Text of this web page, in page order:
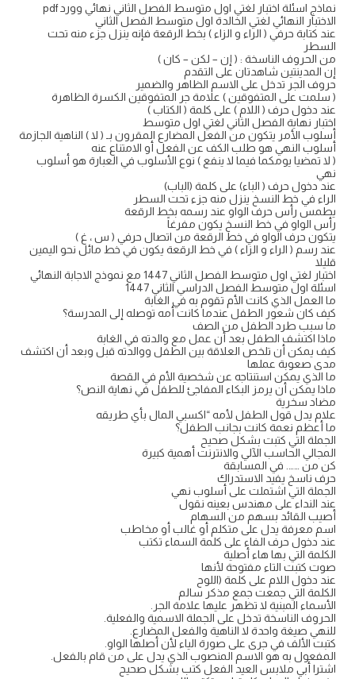
نماذج اسئلة اختبار لغتي اول متوسط الفصل الثاني نهائي وورد pdf
الاختبار النهائي لغتي الخالدة اول متوسط الفصل الثاني
عند كتابة حرفي ( الراء و الزاء ) بخط الرقعة فإنه ينزل جزء منه تحت
السطر
من الحروف الناسخة : ( إن – لكن – كان )
إن المدينتين شاهدتان على التقدم
حروف الجر تدخل على الاسم الظاهر والضمير
( سلمت على المتفوقين ) علامة جر المتفوقين الكسرة الظاهرة
عند دخول حرف ( اللام ) على كلمة ( الكتاب )
اختبار نهاية الفصل الثاني لغتي اول متوسط
أسلوب الأمر يتكون من الفعل المضارع المقرون بـ ( لا ) الناهية الجازمة
أسلوب النهي هو طلب الكف عن الفعل أو الامتناع عنه
( لا تمضيا يومكما فيما لا ينفع ) نوع الأسلوب في العبارة هو أسلوب
نهي
عند دخول حرف ( الباء) على كلمة (الباب)
الراء في خط النسخ ينزل منه جزء تحت السطر
يطمس رأس حرف الواو عند رسمه بخط الرقعة
رأس الواو في خط النسخ يكون مفرغاً
يتكون حرف الواو في خط الرقعة من اتصال حرفي ( س ، غ )
عند رسم ( الراء و الزاء ) في خط الرقعة يكون في خط مائل نحو اليمين
قليلا
اختبار لغتي اول متوسط الفصل الثاني 1447 مع نموذج الاجابة النهائي
اسئلة اول متوسط الفصل الدراسي الثاني 1447
ما العمل الذي كانت الأم تقوم به في الغابة
كيف كان شعور الطفل عندما كانت أمه توصله إلى المدرسة؟
ما سبب طرد الطفل من الصف
ماذا اكتشف الطفل بعد أن عمل مع والدته في الغابة
كيف يمكن أن تلخص العلاقة بين الطفل ووالدته قبل وبعد أن اكتشف
مدى صعوبة عملها
ما الذي يمكن استنتاجه عن شخصية الأم في القصة
ماذا يمكن أن يرمز البكاء المفاجئ للطفل في نهاية النص؟
مضاد سخرية
علام يدل قول الطفل لأمه “اكسبي المال بأي طريقه
ما أعظم نعمة كانت بجانب الطفل؟
الجملة التي كتبت بشكل صحيح
المجالي الحاسب الآلي والانترنت أهمية كبيرة
كن من ……. في المسابقة
حرف ناسخ يفيد الاستدراك
الجملة التي اشتملت على أسلوب نهي
عند النداء على مهندس بعينه نقول
أصيب القائد بسهم من السهام
اسم معرفة يدل على متكلم أو غالب أو مخاطب
عند دخول حرف الفاء على كلمة السماء تكتب
الكلمة التي بها هاء أصلية
صوت كتبت التاء مفتوحة لأنها
عند دخول اللام على كلمة (اللوح
الكلمة التي جمعت جمع مذكر سالم
الأسماء المبنية لا تظهر عليها علامة الجر.
الحروف الناسخة تدخل على الجملة الاسمية والفعلية.
للنهي صيغة واحدة لا الناهية والفعل المضارع.
كتبت الألف في جرى على صورة الياء لأن أصلها الواو.
المفعول به هو الاسم المنصوب الذي يدل على من قام بالفعل.
اشترا أبي ملابس العيد الفعل كتب بشكل صحيح